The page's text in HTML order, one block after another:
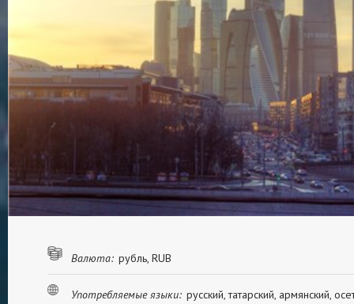
Валюта: рубль, RUB
Употребляемые языки: русский, татарский, армянский,